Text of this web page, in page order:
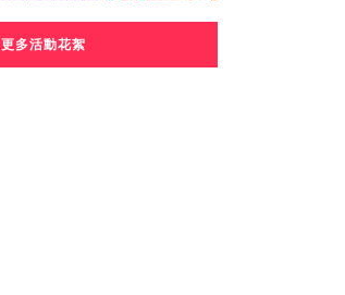
更多活動花絮